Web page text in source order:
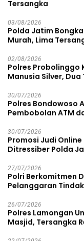
Tersangka
03/08/2026
Polda Jatim
Murah, Lima
02/08/2026
Polres Probolinggo
Manusia Silver,
30/07/2026
Polres Bondowoso
Pembobolan ATM
30/07/2026
Promosi Judi
Ditressiber Polda
27/07/2026
Polri Berkomitmen
Pelanggaran
26/07/2026
Polres Lamongan
Masjid, Tersangka